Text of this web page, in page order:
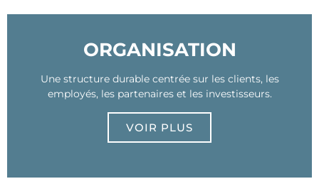
ORGANISATION
Une structure durable centrée sur les clients, les
employés, les partenaires et les investisseurs.
VOIR PLUS